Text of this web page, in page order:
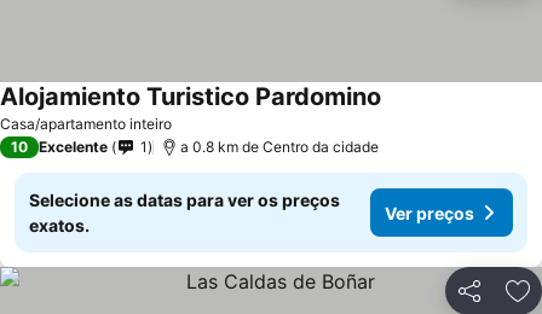
Casa/apartamento inteiro
Alojamiento Turistico Pardomino
10 Excelente 1 a 0.8 km de Centro da cidade
Selecione as datas para ver os preços
exatos.
Ver preços
Partilhar